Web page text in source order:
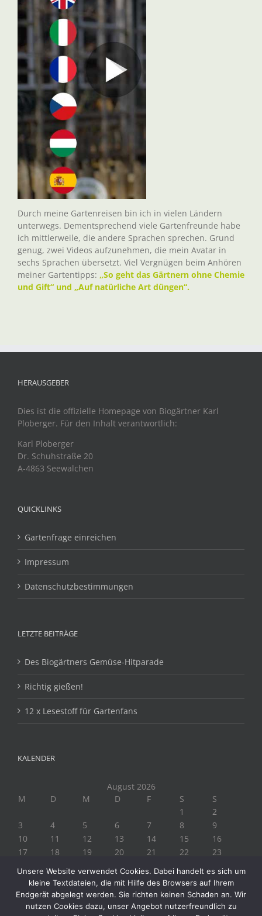
Durch meine Gartenreisen bin ich in vielen Ländern
unterwegs. Dementsprechend viele Gartenfreunde habe
ich mittlerweile, die andere Sprachen sprechen. Grund
genug, zwei Videos aufzunehmen, die mein Avatar in
sechs Sprachen übersetzt. Viel Vergnügen beim Anhören
meiner Gartentipps: „So geht das Gärtnern ohne Chemie
und Gift“ und „Auf natürliche Art düngen“.
HERAUSGEBER
Dies ist die offizielle Homepage von Biogärtner Karl
Ploberger. Für den Inhalt verantwortlich:
Karl Ploberger
Dr. Schuhstraße 20
A-4863 Seewalchen
QUICKLINKS
Gartenfrage einreichen
Impressum
Datenschutzbestimmungen
LETZTE BEITRÄGE
Des Biogärtners Gemüse-Hitparade
Richtig gießen!
12 x Lesestoff für Gartenfans
KALENDER
August 2026
M
D M D F S
S
1
2
3
4 5 6 7 8
9
10
11 12 13 14 15
16
17
18 19 20 21 22
23
« Juli
Unsere Website verwendet Cookies. Dabei handelt es sich um
kleine Textdateien, die mit Hilfe des Browsers auf Ihrem
Endgerät abgelegt werden. Sie richten keinen Schaden an. Wir
nutzen Cookies dazu, unser Angebot nutzerfreundlich zu